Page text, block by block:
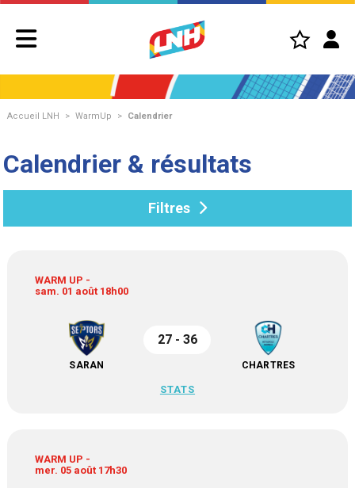
Accueil LNH > WarmUp > Calendrier
Calendrier & résultats
Filtres
WARM UP -
sam. 01 août 18h00
SARAN
27 - 36
CHARTRES
STATS
WARM UP -
mer. 05 août 17h30